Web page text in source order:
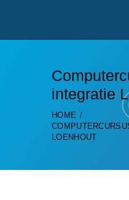
integratie
HOME
LOENHOUT